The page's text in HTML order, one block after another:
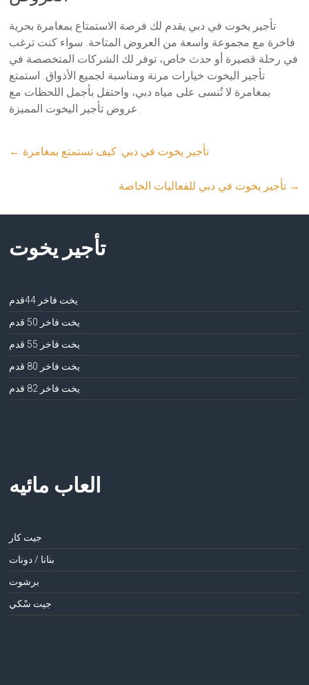
تأجير يخوت في دبي يقدم لك فرصة الاستمتاع بمغامرة بحرية
فاخرة مع مجموعة واسعة من العروض المتاحة. سواء كنت ترغب
في رحلة قصيرة أو حدث خاص، توفر لك الشركات المتخصصة في
تأجير اليخوت خيارات مرنة ومناسبة لجميع الأذواق. استمتع
بمغامرة لا تُنسى على مياه دبي، واحتفل بأجمل اللحظات مع
عروض تأجير اليخوت المميزة.
← تأجير يخوت في دبي: كيف تستمتع بمغامرة
تأجير يخوت في دبي للفعاليات الخاصة →
تأجير يخوت
يخت فاخر 44قدم
يخت فاخر 50 قدم
يخت فاخر 55 قدم
يخت فاخر 80 قدم
يخت فاخر 82 قدم
العاب مائيه
جيت كار
بنانا / دونات
برشوت
جيت سْكي